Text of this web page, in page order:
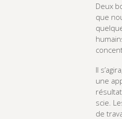
Deux
que
Il
une
scie.
de